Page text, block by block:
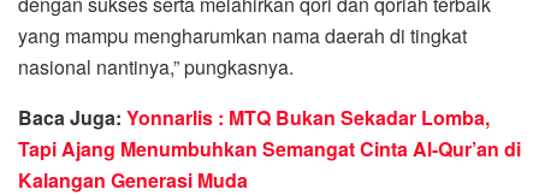
yang mampu mengharumkan nama daerah di tingkat
nasional nantinya,” pungkasnya.
Baca Juga: Yonnarlis : MTQ Bukan Sekadar Lomba,
Tapi Ajang Menumbuhkan Semangat Cinta Al-Qur’an di
Kalangan Generasi Muda